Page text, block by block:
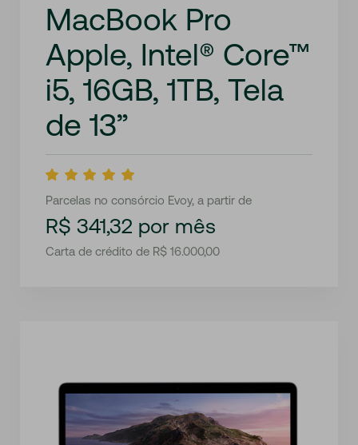
MacBook Pro
Apple, Intel® Core™
i5, 16GB, 1TB, Tela
de 13”
Parcelas no consórcio Evoy, a partir de
R$ 341,32 por mês
Carta de crédito de R$ 16.000,00